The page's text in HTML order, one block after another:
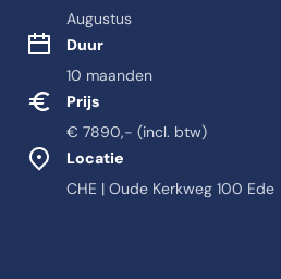
Augustus
Duur
10 maanden
Prijs
€ 7890,- (incl. btw)
Locatie
CHE | Oude Kerkweg 100 Ede